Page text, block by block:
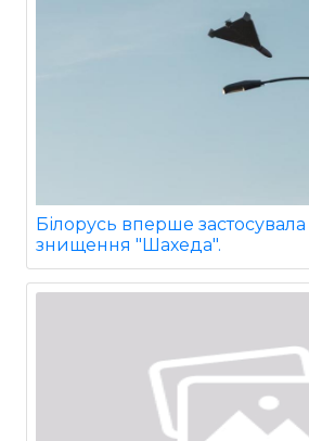
Білорусь вперше застосувала
знищення "Шахеда".